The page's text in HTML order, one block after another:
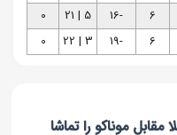
6
-16
5 | 21
0
6
-19
3 | 22
0
موناکو را تماشا